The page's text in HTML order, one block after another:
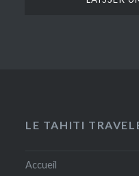
LE TAHITI
Accueil